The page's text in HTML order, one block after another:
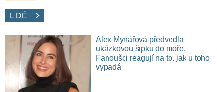
LIDÉ
Alex Mynářová předvedla
ukázkovou šipku do moře.
Fanoušci reagují na to, jak u toho
vypadá